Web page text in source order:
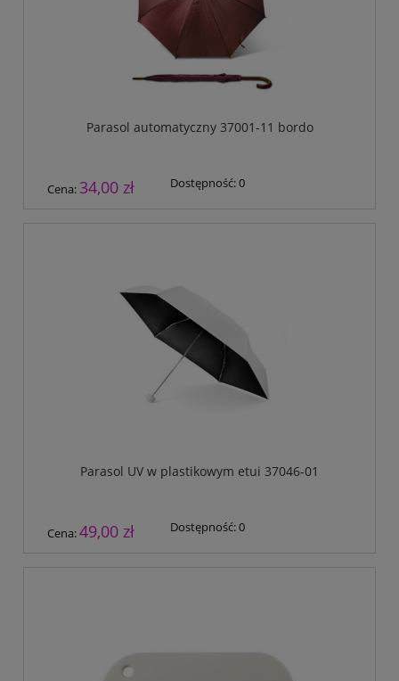
Parasol automatyczny 37001-11 bordo
Cena: 34,00 zł Dostępność:0
Parasol UV w plastikowym etui 37046-01
Cena:49,00 zł Dostępność:0